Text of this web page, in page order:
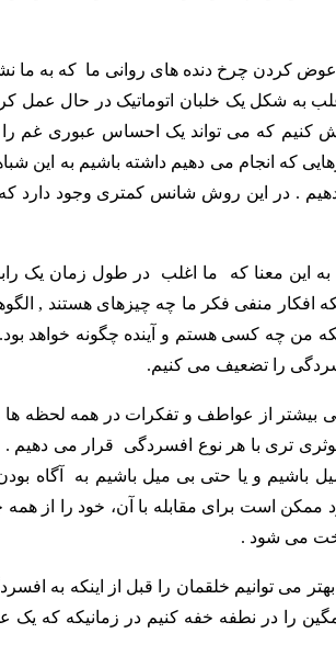
عوض کردن چرخ دنده های روانی ما که به ما
به شکل یک خلبان اتوماتیک در حال عمل
کنیم که می تواند یک احساس عبوری غم را
که انجام می دهیم داشته باشیم به این
. در این روش شانس کمتری وجود دارد
به این معنا که ما اغلب در طول زمان یک
افکار منفی فکر ما چه چیزهای هستند ,
من چه کسی هستم و آینده چگونه خواهد بود.
را تضعیف می کنیم.
بیشتر از عواطف و تفکرات در همه لحظه
تری با هر نوع افسردگی قرار می دهیم .
باشیم و یا حتی بی میل باشیم به آگاه بودن
است برای مقابله با آن، خود را از همه
می شود .
می توانیم خلقمان را قبل از اینکه به
را در نطفه خفه کنیم در زمانیکه که یک